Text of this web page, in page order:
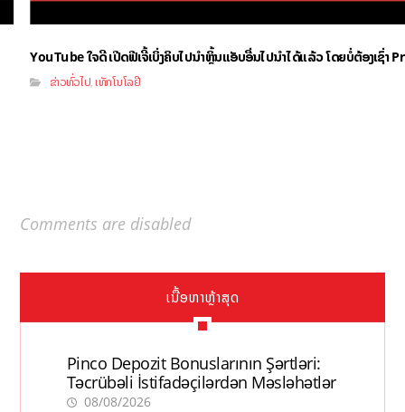
YouTube ໃຈດີ ເປີດຟີເຈີ້ເບິ່ງຄິບໄປນຳຫຼິ້ນແອັບອື່ນໄປນຳໄດ້ແລ້ວ ໂດຍບໍ່ຕ້ອງເຊົ່າ
ຂ່າວທົ່ວໄປ,ເທັກໂນໂລຢີ
Comments are disabled
ເນື້ອຫາຫຼ້າສຸດ
Pinco Depozit Bonuslarının Şərtləri:
Təcrübəli İstifadəçilərdən Məsləhətlər
08/08/2026